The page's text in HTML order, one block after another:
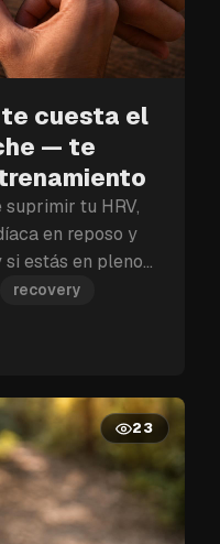
cuesta el
— te
suprimir tu HRV,
en reposo y
estás en pleno
golpe a la
más que un solo
recovery
23